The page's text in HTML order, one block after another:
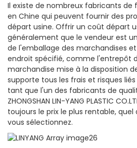
Il existe de nombreux fabricants de
en Chine qui peuvent fournir des
départ usine. Offrir un coût départ
généralement que le vendeur est
de l'emballage des marchandises
endroit spécifié, comme l'entrepôt
marchandise mise à la disposition
supporte tous les frais et risques
tant que l'un des fabricants de
ZHONGSHAN LIN-YANG PLASTIC
toujours le prix le plus rentable,
vous sélectionnez.